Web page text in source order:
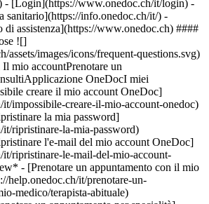
- [Login](https://www.onedoc.ch/it/login) -
sanitario](https://info.onedoc.ch/it/) -
assistenza](https://www.onedoc.ch) ####
![]
assets/images/icons/frequent-questions.svg)
mio accountPrenotare un
OneDocI miei
creare il mio account OneDoc]
it/impossibile-creare-il-mio-account-onedoc)
la mia password]
it/ripristinare-la-mia-password)
l'e-mail del mio account OneDoc]
it/ripristinare-le-mail-del-mio-account-
- [Prenotare un appuntamento con il mio
help.onedoc.ch/it/prenotare-un-
medico/terapista-abituale)